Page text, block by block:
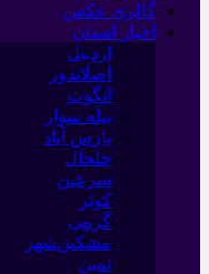
گالری عکس
اخبار استان
اردبیل
اصلاندوز
انگوت
بیله سوار
پارس آباد
خلخال
سرعین
کوثر
گرمی
مشکین‌شهر
نمین